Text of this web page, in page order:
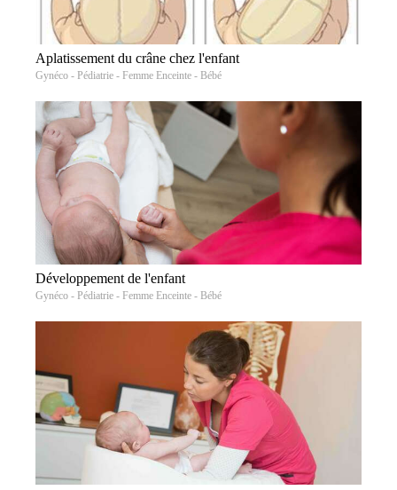
Aplatissement du crâne chez l'enfant
Gynéco - Pédiatrie - Femme Enceinte - Bébé
Développement de l'enfant
Gynéco - Pédiatrie - Femme Enceinte - Bébé